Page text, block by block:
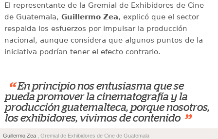
El representante de la Gremial de Exhibidores de Cine
de Guatemala, Guillermo Zea, explicó que el sector
respalda los esfuerzos por impulsar la producción
nacional, aunque considera que algunos puntos de la
iniciativa podrían tener el efecto contrario.
“ En principio nos entusiasma que se
pueda promover la cinematografía y la
producción guatemalteca, porque nosotros,
los exhibidores, vivimos de contenido ”
Guillermo Zea , Gremial de Exhibidores de Cine de Guatemala